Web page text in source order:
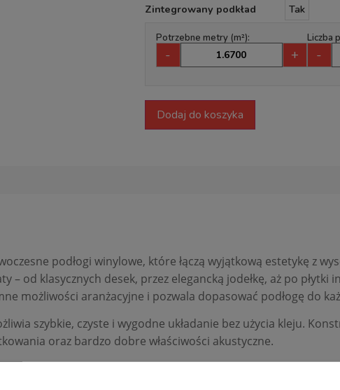
Zintegrowany podkład Tak
Potrzebne metry (m²):
- +
Liczba
-
Dodaj do koszyka
podłogi winylowe, które łączą wyjątkową estetykę z
od klasycznych desek, przez elegancką jodełkę, aż po
możliwości aranżacyjne i pozwala dopasować podłogę do
szybkie, czyste i wygodne układanie bez użycia kleju.
oraz bardzo dobre właściwości akustyczne.
dekorów – od naturalnych struktur drewna po nowoczesne
podłogi. To rozwiązanie nie tylko estetyczne, ale także